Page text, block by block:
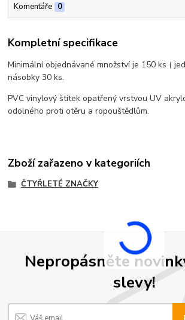
Komentáře 0
Kompletní specifikace
Minimální objednávané množství je 150 ks (
násobky 30 ks.
PVC vinylový štítek opatřený vrstvou UV
odolného proti otěru a ropouštědlům.
Zboží zařazeno v kategoriích
ČTYŘLETÉ ZNAČKY
Nepropásněte
slevy!